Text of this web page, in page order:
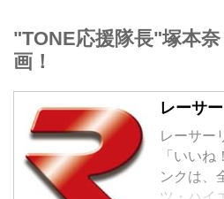
"TONE応援隊長"塚本
画！
レーサ
レーサー
「いいね
ンクは、